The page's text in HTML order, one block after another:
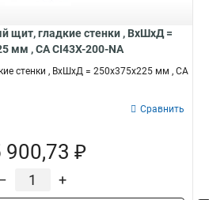
щит, гладкие стенки , ВхШхД =
мм , СА CI43X-200-NA
стенки , ВхШхД = 250x375x225 мм , СА
Сравнить
900,73 ₽
+